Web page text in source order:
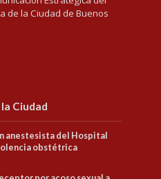
de la Ciudad de Buenos
Ciudad
anestesista del Hospital
obstétrica